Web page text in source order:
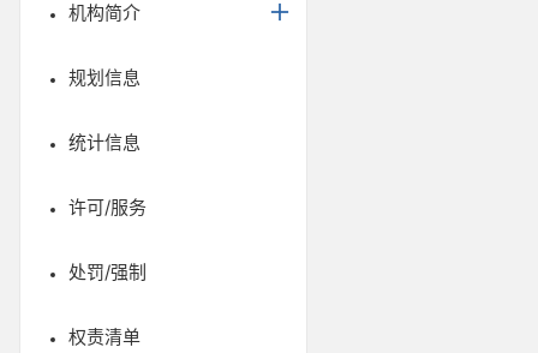
机构简介
规划信息
统计信息
许可/服务
处罚/强制
权责清单